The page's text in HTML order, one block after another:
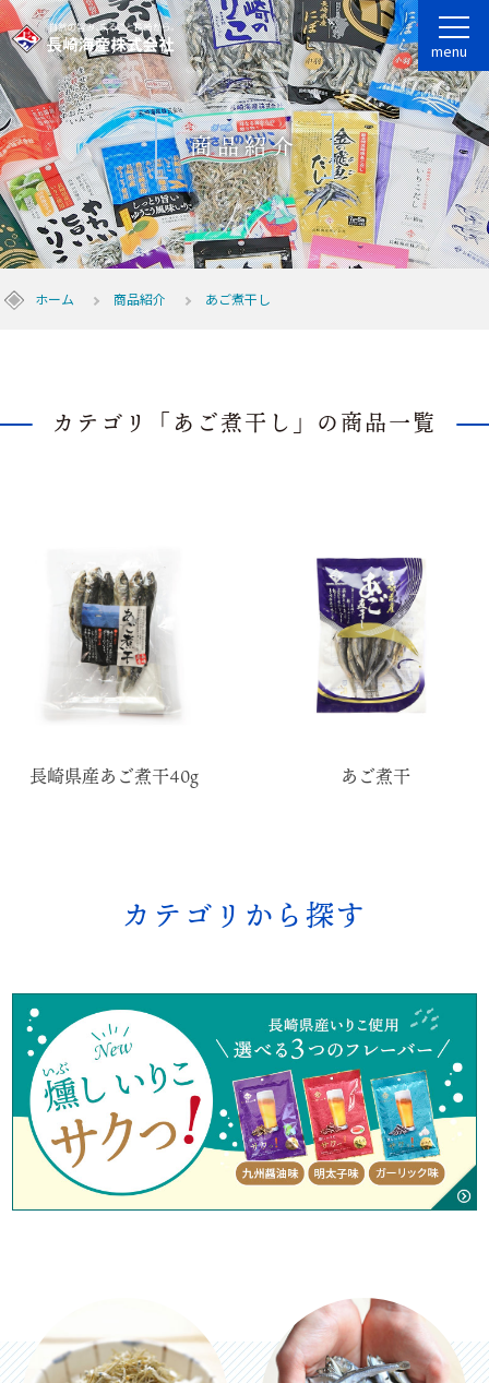
menu
商品紹介
ホーム 商品紹介 あご煮干し
カテゴリ「あご煮干し」の商品一覧
長崎県産あご煮干40g あご煮干
カテゴリから探す